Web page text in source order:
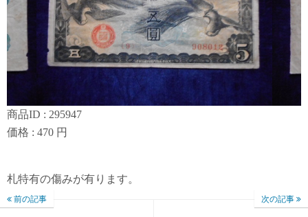
商品ID : 295947
価格 : 470 円
札特有の傷みが有ります。
前の記事 次の記事